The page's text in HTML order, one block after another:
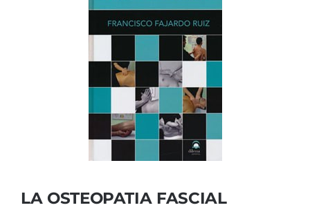
Electroacupuntura
Terapias
LA OSTEOPATIA FASCIAL